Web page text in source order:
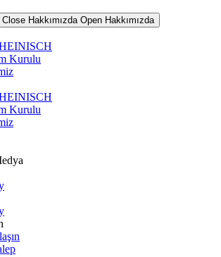
Close Hakkımızda Open Hakkımızda
Kurulu
Kurulu